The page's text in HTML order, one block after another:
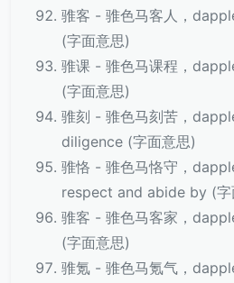
骓客 - 骓色马客人，
(字面意思)
骓课 - 骓色马课程，
(字面意思)
骓刻 - 骓色马刻苦，
diligence (字面意思)
骓恪 - 骓色马恪守，
respect and abide by (字
骓客 - 骓色马客家，
(字面意思)
骓氪 - 骓色马氪气，